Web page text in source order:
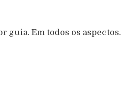
guia. Em todos os aspectos.